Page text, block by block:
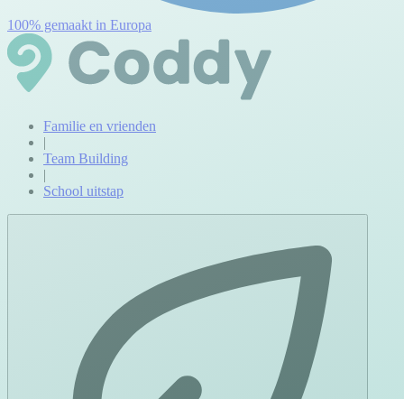
100% gemaakt in Europa
Familie en vrienden
|
Team Building
|
School uitstap